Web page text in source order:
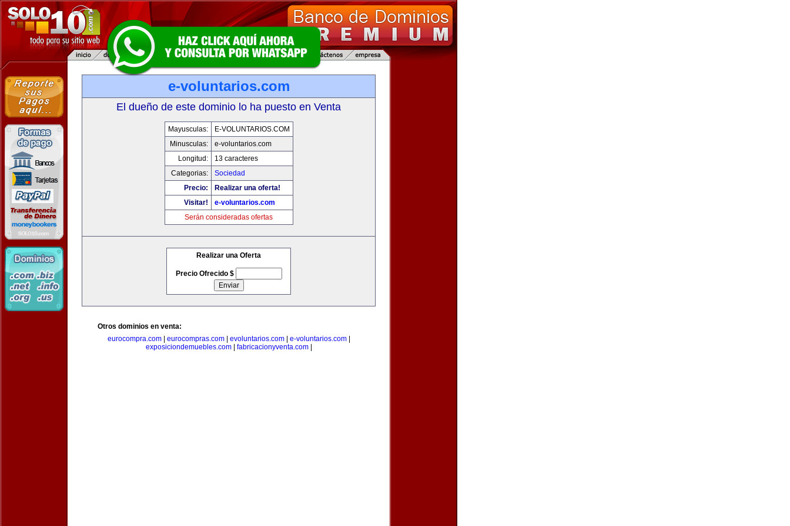
e-voluntarios.com
El dueño de este dominio lo ha puesto en Venta
Mayusculas:
E-VOLUNTARIOS.COM
Minusculas:
e-voluntarios.com
Longitud:
13 caracteres
Categorias:
Sociedad
Precio:
Realizar una oferta!
Visitar!
e-voluntarios.com
Serán consideradas ofertas
Realizar una Oferta
Precio Ofrecido $
Otros dominios en venta:
eurocompra.com| eurocompras.com| evoluntarios.com| e-voluntarios.com|
exposiciondemuebles.com| fabricacionyventa.com|